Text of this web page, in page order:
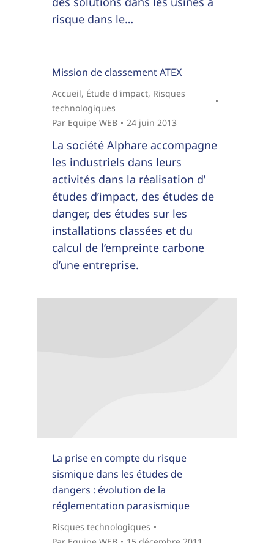
risque dans le…
Mission de classement ATEX
Accueil, Étude d'impact, Risques
technologiques
Par Equipe WEB 24 juin 2013
La société Alphare accompagne
les industriels dans leurs
activités dans la réalisation d’
études d’impact, des études de
danger, des études sur les
installations classées et du
calcul de l’empreinte carbone
d’une entreprise.
La prise en compte du risque
sismique dans les études de
dangers : évolution de la
réglementation parasismique
Risques technologiques